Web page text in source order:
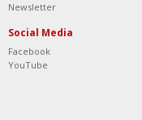
Newsletter
Social Media
Facebook
YouTube